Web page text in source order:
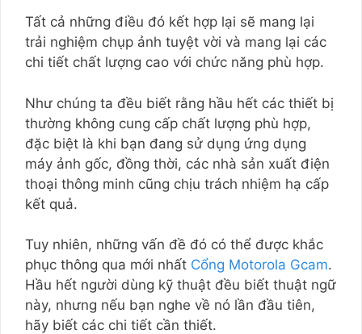
Tất cả những điều đó kết hợp lại sẽ mang lại
trải nghiệm chụp ảnh tuyệt vời và mang lại các
chi tiết chất lượng cao với chức năng phù hợp.
Như chúng ta đều biết rằng hầu hết các thiết bị
thường không cung cấp chất lượng phù hợp,
đặc biệt là khi bạn đang sử dụng ứng dụng
máy ảnh gốc, đồng thời, các nhà sản xuất điện
thoại thông minh cũng chịu trách nhiệm hạ cấp
kết quả.
Tuy nhiên, những vấn đề đó có thể được khắc
phục thông qua mới nhất Cổng Motorola Gcam.
Hầu hết người dùng kỹ thuật đều biết thuật ngữ
này, nhưng nếu bạn nghe về nó lần đầu tiên,
hãy biết các chi tiết cần thiết.